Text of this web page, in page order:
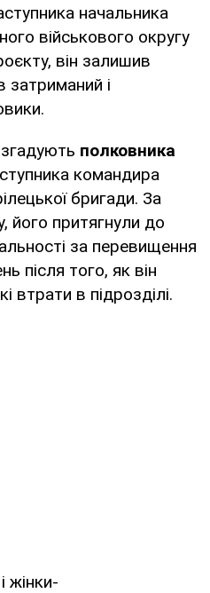
начальника
військового округу
він залишив
затриманий і
полковника
командира
бригади. За
його притягнули до
за перевищення
після того, як він
втрати в підрозділі.
жінки-